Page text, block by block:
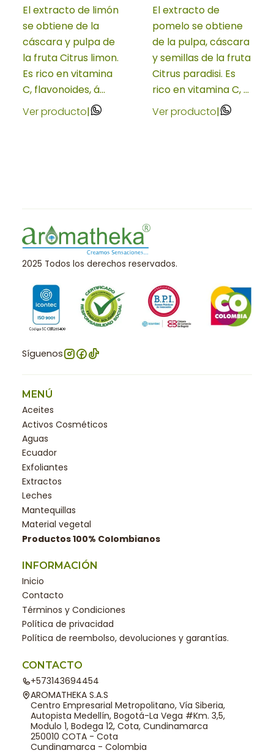
El extracto de limón
se obtiene de la
cáscara y pulpa de
la fruta Citrus limon.
Es rico en vitamina
C, flavonoides, á...
Ver producto|
El extracto de
pomelo se obtiene
de la pulpa, cáscara
y semillas de la fruta
Citrus paradisi. Es
rico en vitamina C, ...
Ver producto|
2025 Todos los derechos reservados.
Síguenos
MENÚ
Aceites
Activos Cosméticos
Aguas
Ecuador
Exfoliantes
Extractos
Leches
Mantequillas
Material vegetal
Productos 100% Colombianos
INFORMACIÓN
Inicio
Contacto
Términos y Condiciones
Política de privacidad
Política de reembolso, devoluciones y garantías.
CONTACTO
+573143694454
AROMATHEKA S.A.S
Centro Empresarial Metropolitano, Vía Siberia,
Autopista Medellín, Bogotá-La Vega #Km. 3,5,
Modulo 1, Bodega 12, Cota, Cundinamarca
250010 COTA - Cota
Cundinamarca - Colombia